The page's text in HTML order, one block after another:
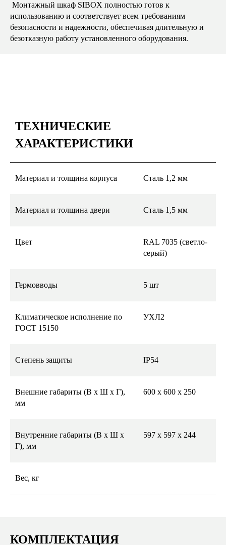
Монтажный шкаф SIBOX полностью готов к
использованию и соответствует всем требованиям
безопасности и надежности, обеспечивая длительную и
безотказную работу установленного оборудования.
ТЕХНИЧЕСКИЕ
ХАРАКТЕРИСТИКИ
Материал и толщина корпуса Сталь 1,2 мм
Материал и толщина двери Сталь 1,5 мм
Цвет
RAL 7035 (светло-
серый)
Гермовводы 5 шт
Климатическое исполнение по
ГОСТ 15150
УХЛ2
Степень защиты IP54
Внешние габариты (В х Ш х Г),
мм
600 х 600 х 250
Внутренние габариты (В х Ш х
Г), мм
597 х 597 х 244
Вес, кг
КОМПЛЕКТАЦИЯ